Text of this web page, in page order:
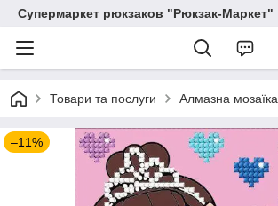
Супермаркет рюкзаков "Рюкзак-Маркет"
Товари та послуги Алмазна мозаїка
–11%